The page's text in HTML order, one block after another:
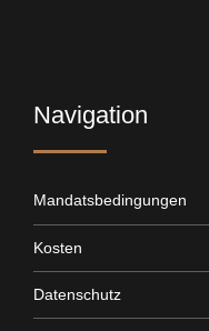
Navigation
Mandatsbedingungen
Kosten
Datenschutz